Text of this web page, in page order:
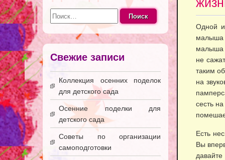
Одной
малыша
малыша
не
таким
на
сесть
Есть
Вы
Найти:
Свежие записи
Коллекция осенних поделок
для детского сада
Осенние поделки для
детского сада
Советы по организации
самоподготовки